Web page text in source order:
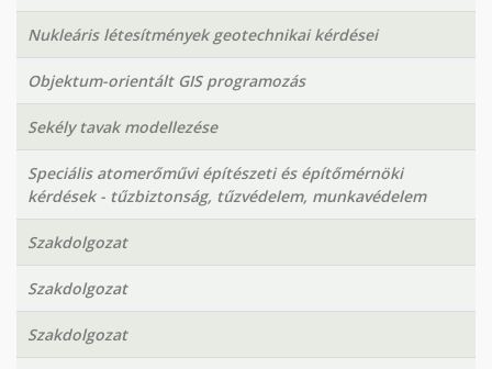
Nukleáris létesítmények geotechnikai kérdései
Objektum-orientált GIS programozás
Sekély tavak modellezése
Speciális atomerőművi építészeti és építőmérnöki
kérdések - tűzbiztonság, tűzvédelem, munkavédelem
Szakdolgozat
Szakdolgozat
Szakdolgozat